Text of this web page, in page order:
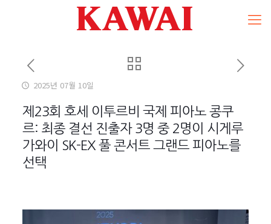
2025년 07월 10일
제23회 호세 이투르비 국제 피아노 콩쿠
르: 최종 결선 진출자 3명 중 2명이 시게루
가와이 SK-EX 풀 콘서트 그랜드 피아노를
선택